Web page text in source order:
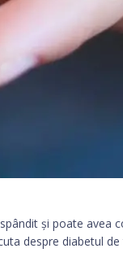
și poate avea
despre diabetul de